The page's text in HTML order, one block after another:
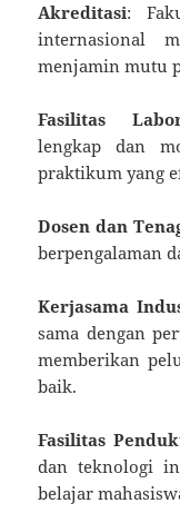
Akreditasi:
internasional
menjamin mutu
Fasilitas
lengkap dan
praktikum yang
Dosen dan
berpengalaman
Kerjasama
sama dengan
memberikan
baik.
Fasilitas
dan teknologi
belajar